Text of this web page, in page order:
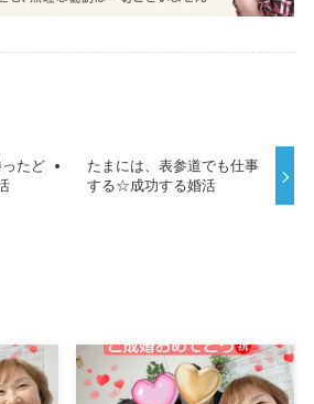
たど
たまには、表参道でも仕事
する☆成功する婚活